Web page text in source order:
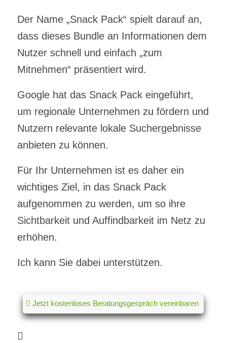
Der Name „Snack Pack“ spielt darauf an,
dass dieses Bundle an Informationen dem
Nutzer schnell und einfach „zum
Mitnehmen“ präsentiert wird.
Google hat das Snack Pack eingeführt,
um regionale Unternehmen zu fördern und
Nutzern relevante lokale Suchergebnisse
anbieten zu können.
Für Ihr Unternehmen ist es daher ein
wichtiges Ziel, in das Snack Pack
aufgenommen zu werden, um so ihre
Sichtbarkeit und Auffindbarkeit im Netz zu
erhöhen.
Ich kann Sie dabei unterstützen.
Jetzt kostenloses Beratungsgespräch vereinbaren